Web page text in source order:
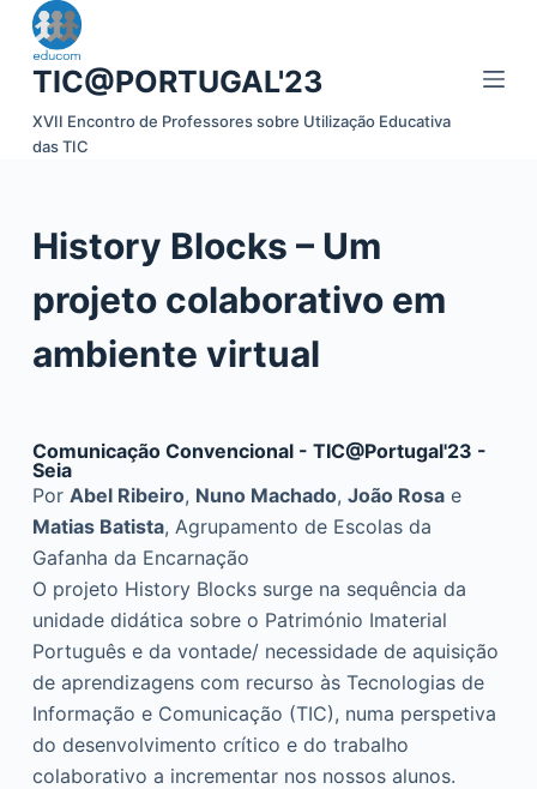
P
u
a
o
e
ú
d
o
TIC@PORTUGAL'23
XVII Encontro de Professores sobre Utilização Educativa
das TIC
History Blocks – Um
projeto colaborativo em
ambiente virtual
Comunicação Convencional - TIC@Portugal'23 -
Seia
Por Abel Ribeiro, Nuno Machado, João Rosae
Matias Batista, Agrupamento de Escolas da
Gafanha da Encarnação
O projeto History Blocks surge na sequência da
unidade didática sobre o Património Imaterial
Português e da vontade/ necessidade de aquisição
de aprendizagens com recurso às Tecnologias de
Informação e Comunicação (TIC), numa perspetiva
do desenvolvimento crítico e do trabalho
colaborativo a incrementar nos nossos alunos.